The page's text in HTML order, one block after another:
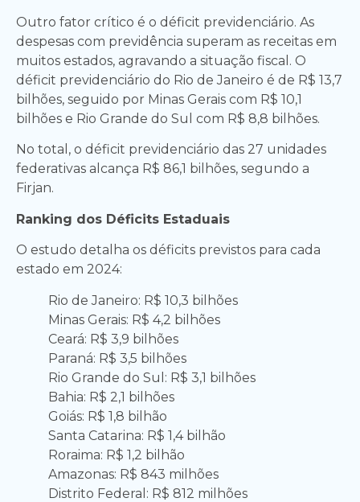
Outro fator crítico é o déficit previdenciário. As
despesas com previdência superam as receitas em
muitos estados, agravando a situação fiscal. O
déficit previdenciário do Rio de Janeiro é de R$ 13,7
bilhões, seguido por Minas Gerais com R$ 10,1
bilhões e Rio Grande do Sul com R$ 8,8 bilhões.
No total, o déficit previdenciário das 27 unidades
federativas alcança R$ 86,1 bilhões, segundo a
Firjan.
Ranking dos Déficits Estaduais
O estudo detalha os déficits previstos para cada
estado em 2024:
Rio de Janeiro: R$ 10,3 bilhões
Minas Gerais: R$ 4,2 bilhões
Ceará: R$ 3,9 bilhões
Paraná: R$ 3,5 bilhões
Rio Grande do Sul: R$ 3,1 bilhões
Bahia: R$ 2,1 bilhões
Goiás: R$ 1,8 bilhão
Santa Catarina: R$ 1,4 bilhão
Roraima: R$ 1,2 bilhão
Amazonas: R$ 843 milhões
Distrito Federal: R$ 812 milhões